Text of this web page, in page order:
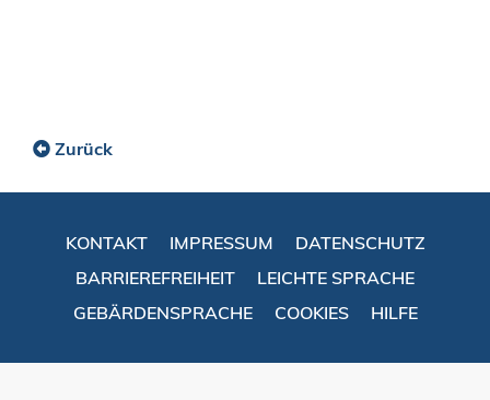
Zurück
KONTAKT IMPRESSUM
DATENSCHUTZ
BARRIEREFREIHEIT
LEICHTE SPRACHE
GEBÄRDENSPRACHE
COOKIES HILFE